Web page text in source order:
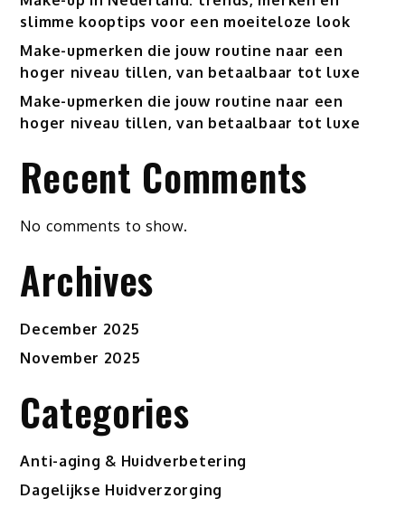
slimme kooptips voor een moeiteloze look
Make-upmerken die jouw routine naar een
hoger niveau tillen, van betaalbaar tot luxe
Make-upmerken die jouw routine naar een
hoger niveau tillen, van betaalbaar tot luxe
Recent Comments
No comments to show.
Archives
December 2025
November 2025
Categories
Anti-aging & Huidverbetering
Dagelijkse Huidverzorging